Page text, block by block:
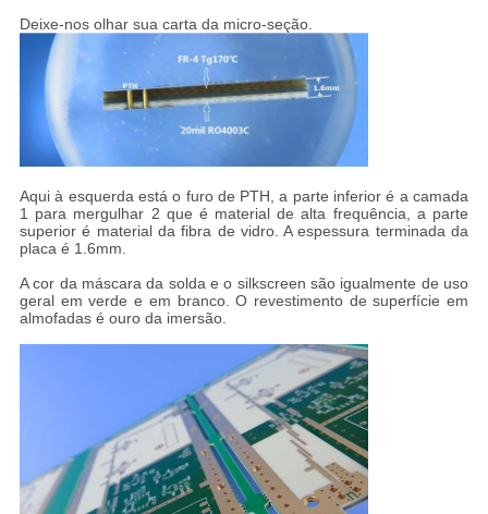
Deixe-nos olhar sua carta da micro-seção.
Aqui à esquerda está o furo de PTH, a parte inferior é a camada
1 para mergulhar 2 que é material de alta frequência, a parte
superior é material da fibra de vidro. A espessura terminada da
placa é 1.6mm.
A cor da máscara da solda e o silkscreen são igualmente de uso
geral em verde e em branco. O revestimento de superfície em
almofadas é ouro da imersão.